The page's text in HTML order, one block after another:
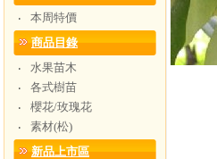
‧
本周特價
商品目錄
‧
水果苗木
‧
各式樹苗
‧
櫻花/玫瑰花
‧
素材(松)
新品上市區